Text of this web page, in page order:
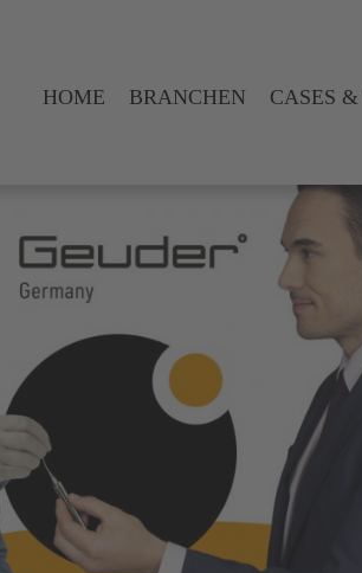
HOME BRANCHEN CASES